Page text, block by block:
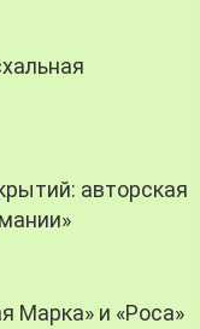
авторская
Марка» и «Роса»